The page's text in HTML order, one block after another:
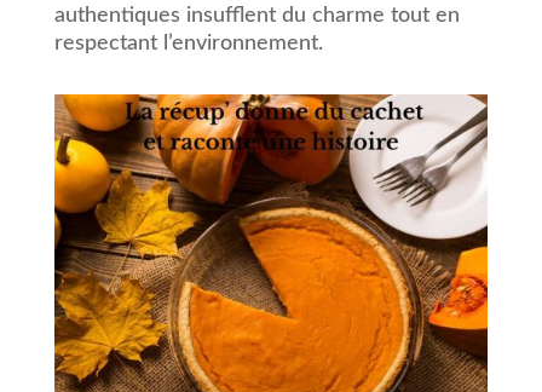
authentiques insufflent du charme tout en
respectant l’environnement.